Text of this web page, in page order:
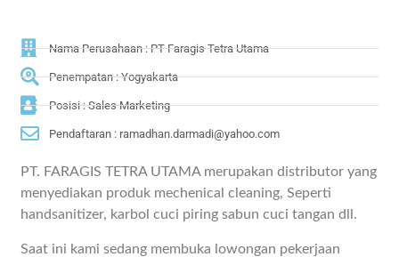
Nama Perusahaan : PT Faragis Tetra Utama
Penempatan : Yogyakarta
Posisi : Sales Marketing
Pendaftaran : ramadhan.darmadi@yahoo.com
PT. FARAGIS TETRA UTAMA merupakan distributor yang
menyediakan produk mechenical cleaning, Seperti
handsanitizer, karbol cuci piring sabun cuci tangan dll.
Saat ini kami sedang membuka lowongan pekerjaan